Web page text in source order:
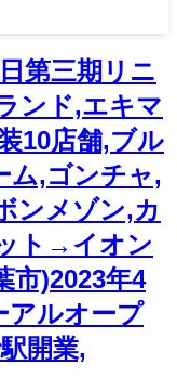
第三期リニ
ンド,エキマ
10店舗,ブル
ム,ゴンチャ,
ンメゾン,カ
ト→イオン
市)2023年4
アルオープ
開業,